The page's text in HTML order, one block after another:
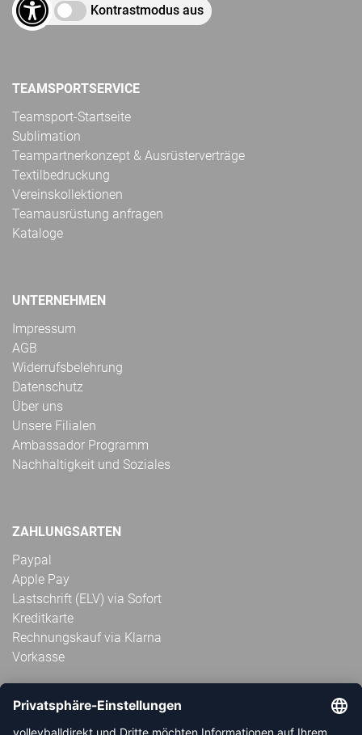
Kontrastmodus aus
TEAMSPORTSERVICE
Teamsport-Startseite
Sublimation
Teampartnerkonzept & Ausrüsterverträge
Textilbedruckung
Vereinskollektionen
Teamausrüstung anfragen
Kataloge
UNTERNEHMEN
Impressum
AGB
Widerrufsbelehrung
Datenschutz
Über uns
Unsere Filialen
Ambassador Programm
Nachhaltigkeit und Soziales
ZAHLUNGSARTEN
Paypal
Apple Pay
Lastschrift (ELV) via Sofort
Kreditkarte
Rechnungskauf via Klarna
Vorkasse
ABONNIERE JETZT DEN KOSTENLOSEN
VOLLEYBALLDIREKT-NEWSLETTER UND VERPASSE KEINE